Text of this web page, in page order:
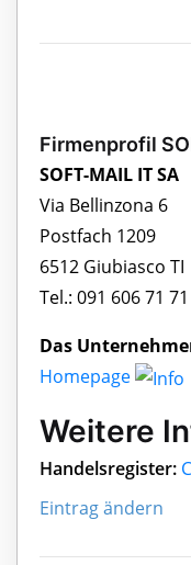
Firmenprofil
SOFT-MAIL IT SA
Via Bellinzona 6
Postfach 1209
6512 Giubiasco TI
Tel.: 091 606 71 71
Das
Homepage
Weitere
Handelsregister:
Eintrag ändern